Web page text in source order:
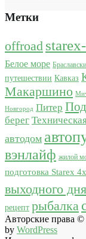
Метки
offroad
Белое море
путешествии Кавказ
Макаршино
Новгород Питер
берег
автодом
вэнлайф жилой
подготовка Starex
выходного дня
рецепт рыбалка
Авторские права ©
by WordPress